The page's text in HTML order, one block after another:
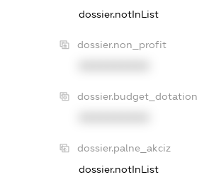
dossier.notInList
dossier.non_profit
dossier.budget_dotation
dossier.palne_akciz
dossier.notInList